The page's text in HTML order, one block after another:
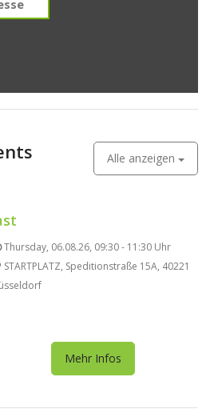
Alle anzeigen
Thursday, 06.08.26, 09:30 - 11:30 Uhr
STARTPLATZ, Speditionstraße 15A, 40221
Mehr Infos